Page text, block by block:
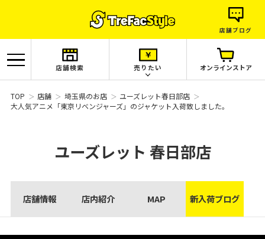
店舗ブログ
店舗検索 売りたい オンラインストア
TOP 店舗 埼玉県のお店
ユーズレット春日部店
大人気アニメ「東京リベンジャーズ」のジャケット入荷致しました。
ユーズレット 春日部店
店舗情報 店内紹介 MAP 新入荷ブログ